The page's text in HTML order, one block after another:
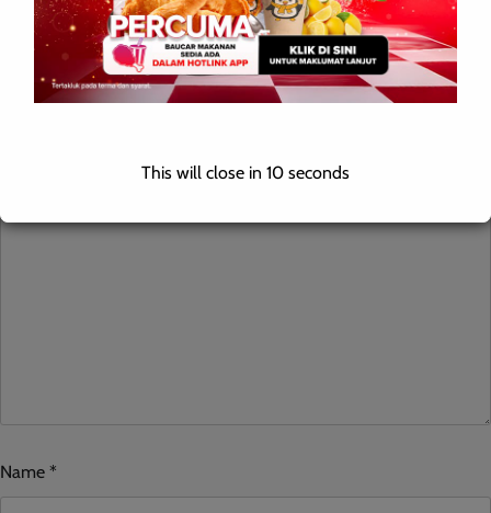
Leave a Reply
Your email address will not be published. Required fields are
Name *
This will close in9seconds